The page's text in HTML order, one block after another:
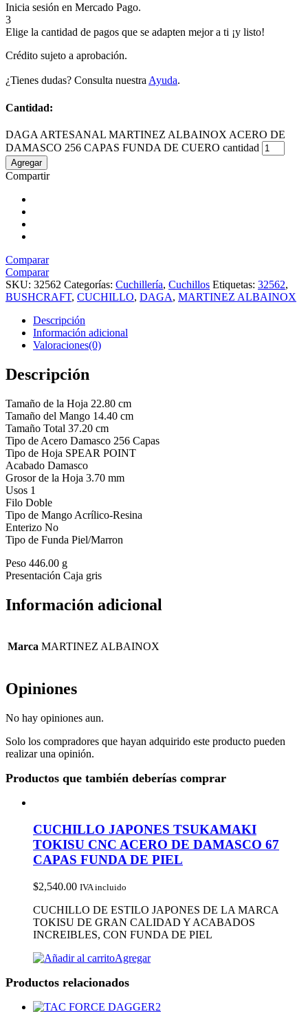
Inicia sesión en Mercado Pago.
3
Elige la cantidad de pagos que se adapten mejor a ti ¡y listo!
Crédito sujeto a aprobación.
¿Tienes dudas? Consulta nuestra Ayuda.
Cantidad:
DAGA ARTESANAL MARTINEZ ALBAINOX ACERO DE
DAMASCO 256 CAPAS FUNDA DE CUERO cantidad
Agregar
Compartir
Comparar
Comparar
SKU: 32562 Categorías: Cuchillería, Cuchillos Etiquetas: 32562,
BUSHCRAFT, CUCHILLO, DAGA, MARTINEZ ALBAINOX
Descripción
Información adicional
Valoraciones(0)
Descripción
Tamaño de la Hoja 22.80 cm
Tamaño del Mango 14.40 cm
Tamaño Total 37.20 cm
Tipo de Acero Damasco 256 Capas
Tipo de Hoja SPEAR POINT
Acabado Damasco
Grosor de la Hoja 3.70 mm
Usos 1
Filo Doble
Tipo de Mango Acrílico-Resina
Enterizo No
Tipo de Funda Piel/Marron
Peso 446.00 g
Presentación Caja gris
Información adicional
Marca MARTINEZ ALBAINOX
Opiniones
No hay opiniones aun.
Solo los compradores que hayan adquirido este producto pueden
realizar una opinión.
Productos que también deberías comprar
CUCHILLO JAPONES TSUKAMAKI
TOKISU CNC ACERO DE DAMASCO 67
CAPAS FUNDA DE PIEL
$2,540.00 IVA incluido
CUCHILLO DE ESTILO JAPONES DE LA MARCA
TOKISU DE GRAN CALIDAD Y ACABADOS
INCREIBLES, CON FUNDA DE PIEL
Agregar
Productos relacionados